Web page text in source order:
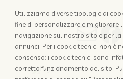
Utilizziamo diverse tipologie di
fine di personalizzare e migliorare
navigazione sul nostro sito e per
annunci. Per i cookie tecnici non è
consenso: i cookie tecnici sono
corretto funzionamento del sito.